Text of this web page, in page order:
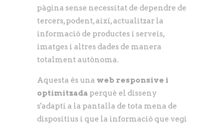
pàgina sense necessitat de dependre de
tercers, podent, així, actualitzar la
informació de productes i serveis,
imatges i altres dades de manera
totalment autònoma.
Aquesta és una web responsive i
optimitzada perquè el disseny
s'adapti a la pantalla de tota mena de
dispositius i que la informació que vegi